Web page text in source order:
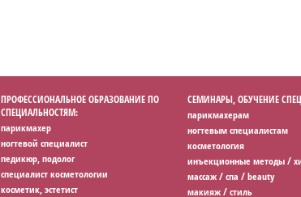
ПРОФЕССИОНАЛЬНОЕ ОБРАЗОВАНИЕ ПО
СПЕЦИАЛЬНОСТЯМ:
парикмахер
ногтевой специалист
педикюр, подолог
специалист косметологии
косметик, эстетист
СЕМИНАРЫ, ОБУЧЕНИЕ
парикмахерам
ногтевым специалистам
косметология
инъекционные методы /
массаж / спа / beauty
макияж / стиль